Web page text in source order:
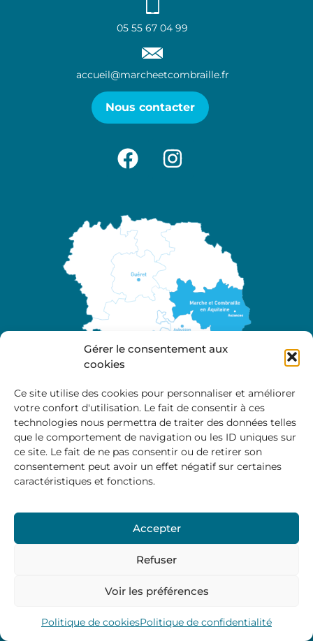
Gérer le consentement aux
cookies
Ce site utilise des cookies pour personnaliser et améliorer
votre confort d'utilisation. Le fait de consentir à ces
technologies nous permettra de traiter des données telles
que le comportement de navigation ou les ID uniques sur
ce site. Le fait de ne pas consentir ou de retirer son
consentement peut avoir un effet négatif sur certaines
caractéristiques et fonctions.
Accepter
Refuser
Voir les préférences
Politique de cookiesPolitique de confidentialité
05 55 67 04 99
accueil@marcheetcombraille.fr
Nous contacter
A propos
Site officiel de la Communauté de Communes
Marche et Combraille en Aquitaine
Horaires d’ouverture :
9:00 – 12:00 / 14:00 – 17:00
Vendredi: 9:00 – 12:00
Mentions Légales–Politique des cookies
Marche et Combraille